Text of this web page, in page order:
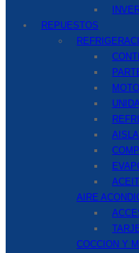
REPUESTOS
AIRE
COCCION Y